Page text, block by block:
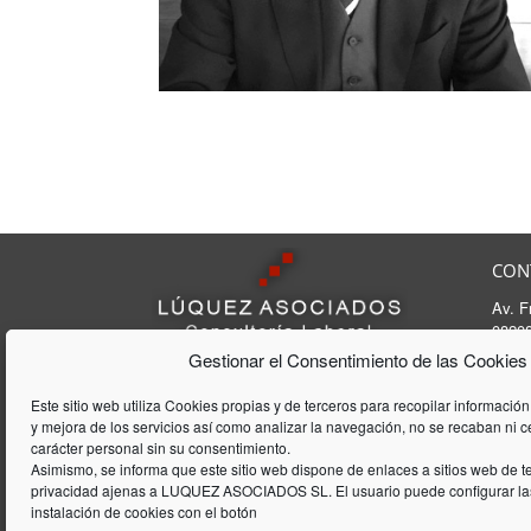
Gestionar el Consentimiento de las Cookies
Este sitio web utiliza Cookies propias y de terceros para recopilar
y mejora de los servicios así como analizar la navegación, no se recaban ni
carácter personal sin su consentimiento.
Asimismo, se informa que este sitio web dispone de enlaces a sitios web de
privacidad ajenas a LUQUEZ ASOCIADOS SL. El usuario puede configurar
instalación de cookies con el botón
Lúquez & ASSOCIATS, SL es una
Consultoría Laboral, que acumula
una trayectória de 20 años en el
ámbito laboral y de gestión de
empresas
Av.
Tel:
E-